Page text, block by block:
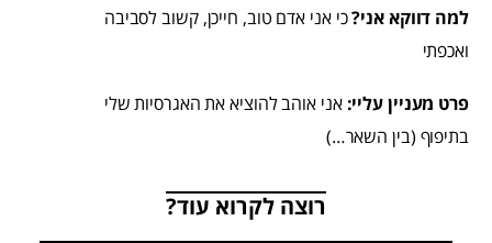
למה דווקא אני?כי אני אדם טוב, חייכן, קשוב לסביבה
ואכפתי
פרט מעניין עליי: אני אוהב להוציא את האגרסיות שלי
בתיפוף (בין השאר…)
רוצה לקרוא עוד?